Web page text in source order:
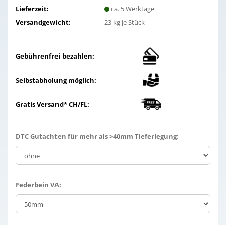
Lieferzeit:
ca. 5 Werktage
Versandgewicht:
23kg je Stück
Gebührenfrei bezahlen:
Selbstabholung möglich:
Gratis Versand* CH/FL:
DTC Gutachten für mehr als >40mm Tieferlegung:
Federbein VA: